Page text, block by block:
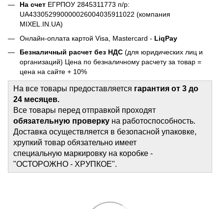
На счет ЕГРПОУ 2845311773 п/р:
UA433052990000026004035911022 (компания
MIXEL.IN.UA)
Онлайн-оплата картой Visa, Mastercard - LiqPay
Безналичный расчет без НДС (для юридических лиц и
организаций) Цена по безналичному расчету за товар =
цена на сайте + 10%
На все товары предоставляется гарантия от 3 до
24 месяцев.
Все товары перед отправкой проходят
обязательную проверку на работоспособность.
Доставка осуществляется в безопасной упаковке,
хрупкий товар обязательно имеет
специальную маркировку на коробке -
"ОСТОРОЖНО - ХРУПКОЕ".